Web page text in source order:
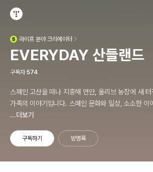
라이프분야 크리에이터
EVERYDAY 산들랜드
구독자 574
스페인 고산을 떠나 지중해 연안, 올리브 농장에 새
가족의 이야기입니다. 스페인 문화와 일상, 소소한 이
공유합니다. 감사합니다.
...더보기
구독하기 방명록